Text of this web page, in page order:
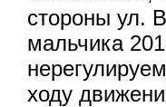
стороны ул.
мальчика
ходу